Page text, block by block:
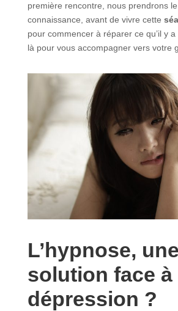
première rencontre, nous prendrons
connaissance, avant de vivre cette
pour commencer à réparer ce qu’il y
là pour vous accompagner vers votre
L’hypnose, une
solution face à
dépression ?